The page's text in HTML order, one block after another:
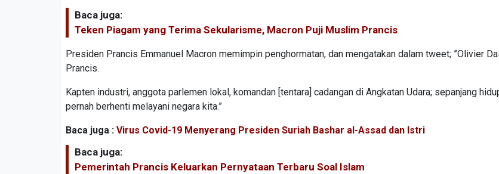
Baca juga:
Teken Piagam yang Terima Sekularisme, Macron Puji Muslim Prancis
Presiden Prancis Emmanuel Macron memimpin penghormatan, dan mengatakan dalam tweet; ”Olivier
Prancis.
Kapten industri, anggota parlemen lokal, komandan [tentara] cadangan di Angkatan Udara; sepanjang
pernah berhenti melayani negara kita.”
Baca juga : Virus Covid-19 Menyerang Presiden Suriah Bashar al-Assad dan Istri
Baca juga:
Pemerintah Prancis Keluarkan Pernyataan Terbaru Soal Islam